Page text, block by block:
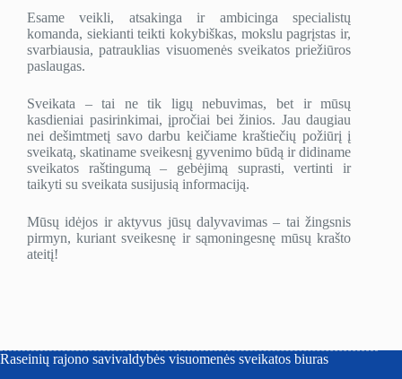
Esame veikli, atsakinga ir ambicinga specialistų
komanda, siekianti teikti kokybiškas, mokslu pagrįstas ir,
svarbiausia, patrauklias visuomenės sveikatos priežiūros
paslaugas.
Sveikata – tai ne tik ligų nebuvimas, bet ir mūsų
kasdieniai pasirinkimai, įpročiai bei žinios. Jau daugiau
nei dešimtmetį savo darbu keičiame kraštiečių požiūrį į
sveikatą, skatiname sveikesnį gyvenimo būdą ir didiname
sveikatos raštingumą – gebėjimą suprasti, vertinti ir
taikyti su sveikata susijusią informaciją.
Mūsų idėjos ir aktyvus jūsų dalyvavimas – tai žingsnis
pirmyn, kuriant sveikesnę ir sąmoningesnę mūsų krašto
ateitį!
Raseinių rajono savivaldybės visuomenės sveikatos biuras